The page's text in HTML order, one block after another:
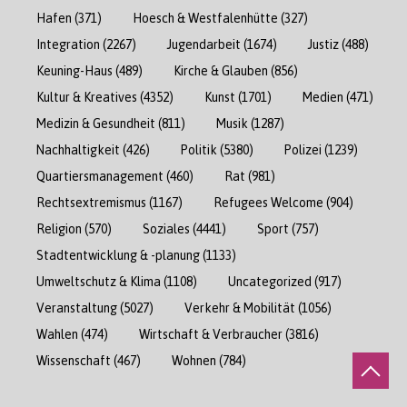
Hafen (371) Hoesch & Westfalenhütte (327)
Integration (2267) Jugendarbeit (1674) Justiz(488)
Keuning-Haus (489) Kirche & Glauben (856)
Kultur & Kreatives (4352) Kunst (1701) Medien (471)
Medizin & Gesundheit (811) Musik (1287)
Nachhaltigkeit (426) Politik (5380) Polizei (1239)
Quartiersmanagement (460) Rat (981)
Rechtsextremismus (1167) Refugees Welcome (904)
Religion (570) Soziales (4441) Sport (757)
Stadtentwicklung & -planung(1133)
Umweltschutz & Klima (1108) Uncategorized (917)
Veranstaltung(5027) Verkehr & Mobilität (1056)
Wahlen (474) Wirtschaft & Verbraucher(3816)
Wissenschaft (467) Wohnen (784)